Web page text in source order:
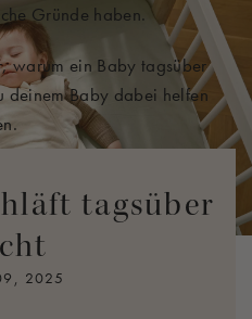
tagsüber
2025
Gründe haben.
warum ein Baby tagsüber
Baby dabei helfen
Baby am